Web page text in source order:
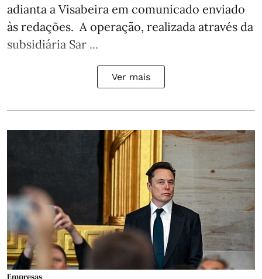
adianta a Visabeira em comunicado enviado
às redações. A operação, realizada através da
subsidiária Sar ...
Ver mais
Empresas